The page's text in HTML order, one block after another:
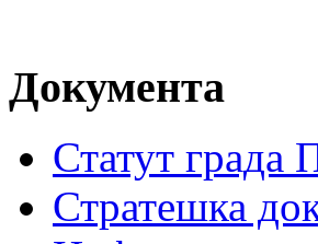
Документа
Статут града
Стратешка